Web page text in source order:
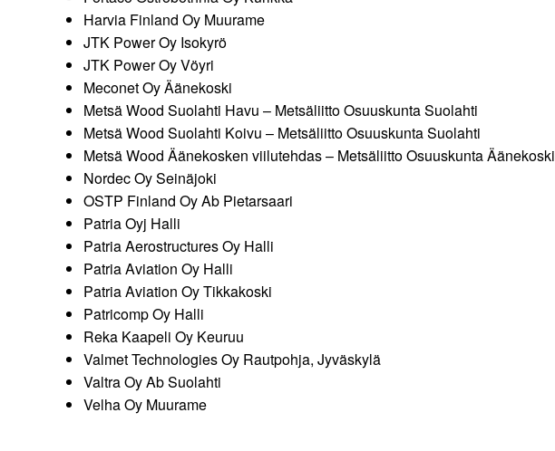
Harvia Finland Oy Muurame
JTK Power Oy Isokyrö
JTK Power Oy Vöyri
Meconet Oy Äänekoski
Metsä Wood Suolahti Havu – Metsäliitto Osuuskunta Suolahti
Metsä Wood Suolahti Koivu – Metsäliitto Osuuskunta Suolahti
Metsä Wood Äänekosken viilutehdas – Metsäliitto Osuuskunta Äänekoski
Nordec Oy Seinäjoki
OSTP Finland Oy Ab Pietarsaari
Patria Oyj Halli
Patria Aerostructures Oy Halli
Patria Aviation Oy Halli
Patria Aviation Oy Tikkakoski
Patricomp Oy Halli
Reka Kaapeli Oy Keuruu
Valmet Technologies Oy Rautpohja, Jyväskylä
Valtra Oy Ab Suolahti
Velha Oy Muurame